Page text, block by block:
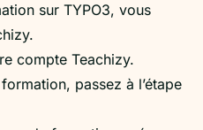
sur TYPO3, vous
compte Teachizy.
passez à l’étape